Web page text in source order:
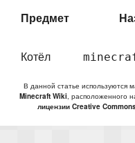
Предмет
Котёл
В данной статье используются
Minecraft Wiki, расположенного
лицензии Creative